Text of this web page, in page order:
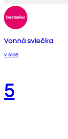
Vonná sviečka
v skle
5